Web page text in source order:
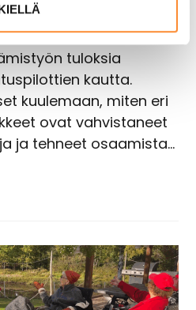
Kevään 2026
aikuisten
tuloksia
kautta.
kuulemaan, miten eri
ovat vahvistaneet
ja tehneet osaamista…